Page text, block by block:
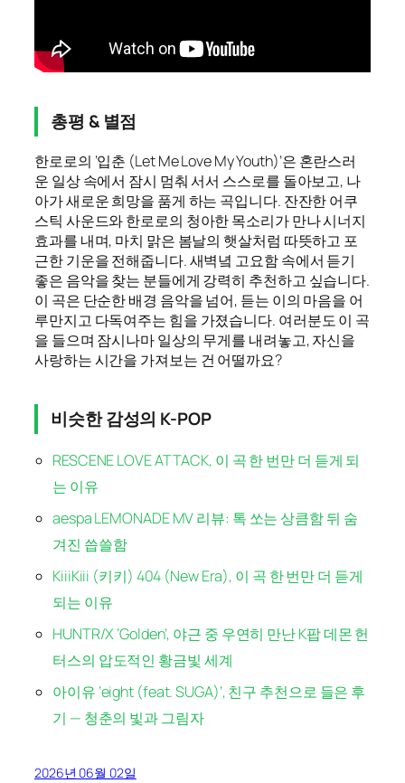
총평 & 별점
한로로의 ‘입춘 (Let Me Love My Youth)’은 혼란스러
운 일상 속에서 잠시 멈춰 서서 스스로를 돌아보고, 나
아가 새로운 희망을 품게 하는 곡입니다. 잔잔한 어쿠
스틱 사운드와 한로로의 청아한 목소리가 만나 시너지
효과를 내며, 마치 맑은 봄날의 햇살처럼 따뜻하고 포
근한 기운을 전해줍니다. 새벽녘 고요함 속에서 듣기
좋은 음악을 찾는 분들에게 강력히 추천하고 싶습니다.
이 곡은 단순한 배경 음악을 넘어, 듣는 이의 마음을 어
루만지고 다독여주는 힘을 가졌습니다. 여러분도 이 곡
을 들으며 잠시나마 일상의 무게를 내려놓고, 자신을
사랑하는 시간을 가져보는 건 어떨까요?
비슷한 감성의 K-POP
RESCENE LOVE ATTACK, 이 곡 한 번만 더 듣게 되
는 이유
aespa LEMONADE MV 리뷰: 톡 쏘는 상큼함 뒤 숨
겨진 씁쓸함
KiiiKiii (키키) 404 (New Era), 이 곡 한 번만 더 듣게
되는 이유
HUNTR/X ‘Golden’, 야근 중 우연히 만난 K팝 데몬 헌
터스의 압도적인 황금빛 세계
아이유 ‘eight (feat. SUGA)’, 친구 추천으로 들은 후
기 — 청춘의 빛과 그림자
2026년 06월 02일